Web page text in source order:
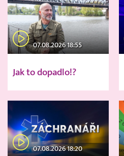
07.08.2026 18:55
Jak to dopadlo!?
07.08.2026 18:20